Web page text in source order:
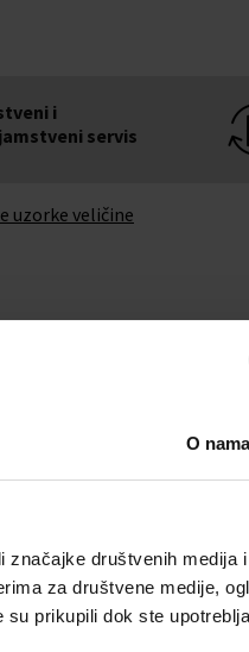
O
značajke društvenih medija
za društvene medije,
prikupili dok ste
i
servis
uzorke veličine
je od najprepoznatljivijih
posebno biciklizmom.
Tour de France, što je
se ističe sportskom
modernim modnim